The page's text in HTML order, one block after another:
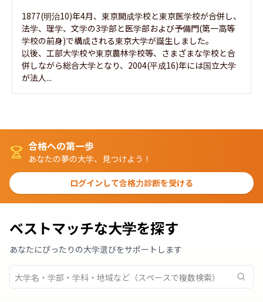
1877(明治10)年4月、東京開成学校と東京医学校が合併し、
法学、理学、文学の3学部と医学部および予備門(第一高等
学校の前身)で構成される東京大学が誕生しました。
以後、工部大学校や東京農林学校等、さまざまな学校と合
併しながら総合大学となり、2004(平成16)年には国立大学
が法人...
合格への第一歩
あなたの夢の大学、見つけよう！
ログインして合格力診断を受ける
ベストマッチな大学を探す
あなたにぴったりの大学選びをサポートします